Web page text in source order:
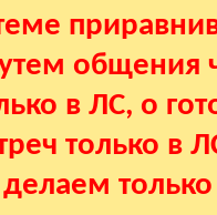
в ЛС, о
только в
делаем